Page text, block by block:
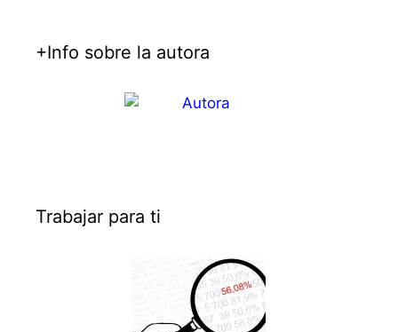
+Info sobre la autora
Trabajar para ti